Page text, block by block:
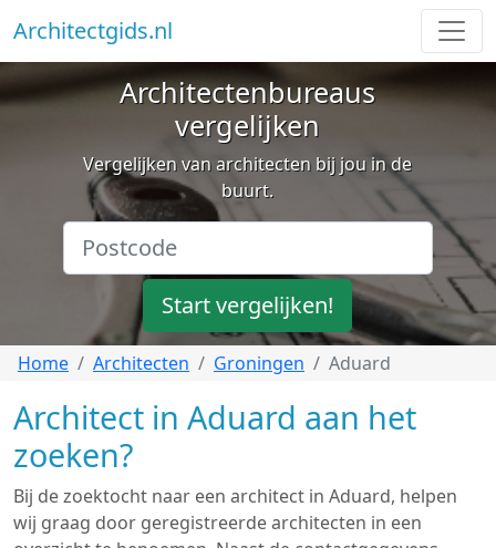
Architectgids.nl
Architectenbureaus
vergelijken
Vergelijken van architecten bij jou in de
buurt.
Start vergelijken!
Home Architecten Groningen Aduard
Architect in Aduard aan het
zoeken?
Bij de zoektocht naar een architect in Aduard, helpen
wij graag door geregistreerde architecten in een